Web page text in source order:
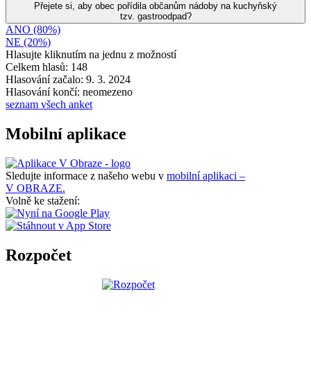
Přejete si, aby obec pořídila občanům nádoby na kuchyňský
tzv. gastroodpad?
ANO (80%)
NE (20%)
Hlasujte kliknutím na jednu z možností
Celkem hlasů: 148
Hlasování začalo: 9. 3. 2024
Hlasování končí: neomezeno
seznam všech anket
Mobilní aplikace
Sledujte informace z našeho webu v mobilní aplikaci –
V OBRAZE.
Volně ke stažení:
Rozpočet